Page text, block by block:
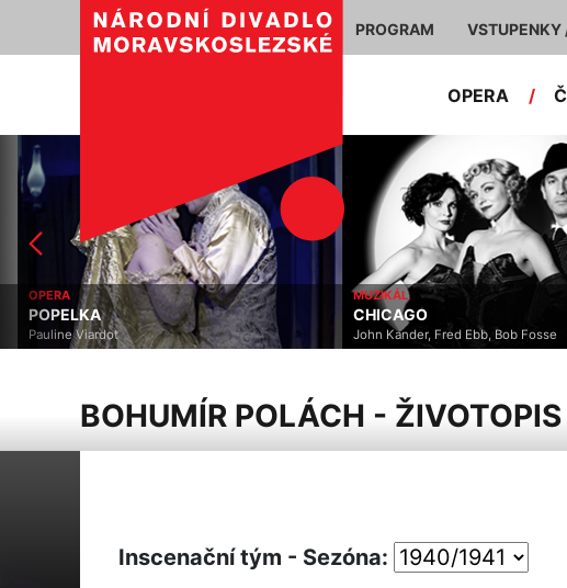
PROGRAM VSTUPENKY
OPERA /
OPERA
POPELKA
Pauline Viardot
MUZIKÁL
CHICAGO
John Kander, Fred Ebb, Bob Fosse
BOHUMÍR POLÁCH - ŽIVOTOPIS
Inscenační tým - Sezóna: